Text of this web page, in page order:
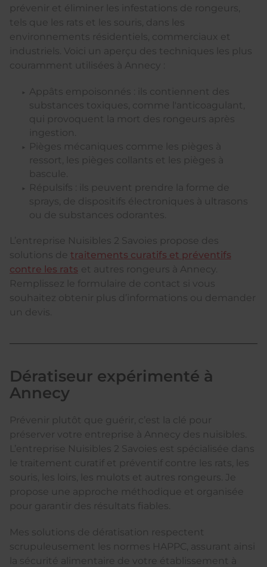
prévenir et éliminer les infestations de rongeurs,
tels que les rats et les souris, dans les
environnements résidentiels, commerciaux et
industriels. Voici un aperçu des techniques les plus
couramment utilisées à Annecy :
Appâts empoisonnés : ils contiennent des
substances toxiques, comme l'anticoagulant,
qui provoquent la mort des rongeurs après
ingestion.
Pièges mécaniques comme les pièges à
ressort, les pièges collants et les pièges à
bascule.
Répulsifs : ils peuvent prendre la forme de
sprays, de dispositifs électroniques à ultrasons
ou de substances odorantes.
L’entreprise Nuisibles 2 Savoies propose des
solutions de traitements curatifs et préventifs
contre les rats et autres rongeurs à Annecy.
Remplissez le formulaire de contact si vous
souhaitez obtenir plus d’informations ou demander
un devis.
Dératiseur expérimenté à
Annecy
Prévenir plutôt que guérir, c’est la clé pour
préserver votre entreprise à Annecy des nuisibles.
L’entreprise Nuisibles 2 Savoies est spécialisée dans
le traitement curatif et préventif contre les rats, les
souris, les loirs, les mulots et autres rongeurs. Je
propose une approche méthodique et organisée
pour garantir des résultats fiables.
Mes solutions de dératisation respectent
scrupuleusement les normes HAPPC, assurant ainsi
la sécurité alimentaire de votre établissement à